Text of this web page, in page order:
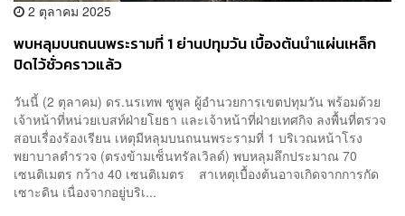
2 ตุลาคม 2025
พบหลุมบนถนนพระรามที่ 1 ย่านปทุมวัน เบื้องต้นนำแผ่นเหล็ก
ปิดไว้ชั่วคราวแล้ว
วันนี้ (2 ตุลาคม) ดร.นรเทพ ชูพูล ผู้อำนวยการเขตปทุมวัน พร้อมด้วย
เจ้าหน้าที่หน่วยเบสท์ฝ่ายโยธา และเจ้าหน้าที่ฝ่ายเทศกิจ ลงพื้นที่ตรวจ
สอบเรื่องร้องเรียน เหตุมีหลุมบนถนนพระรามที่ 1 บริเวณหน้าโรง
พยาบาลตำรวจ (ตรงข้ามเซ็นทรัลเวิลด์) พบหลุมลึกประมาณ 70
เซนติเมตร กว้าง 40 เซนติเมตร สาเหตุเบื้องต้นอาจเกิดจากการกัด
เซาะดิน เนื่องจากอยู่บริเ...